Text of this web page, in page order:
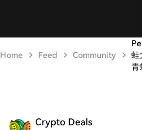
Home Feed Community
蛙
青
Crypto Deals